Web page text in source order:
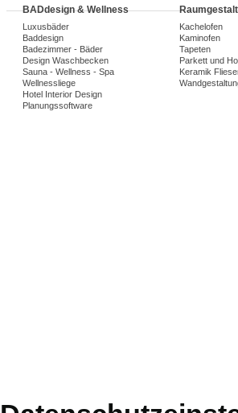
BADdesign & Wellness
Luxusbäder
Baddesign
Badezimmer - Bäder
Design Waschbecken
Sauna - Wellness - Spa
Wellnessliege
Hotel Interior Design
Planungssoftware
Kachelofen
Kaminofen
Tapeten
Parkett und
Keramik